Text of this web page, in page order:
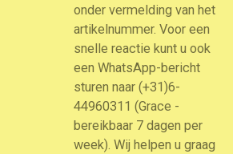
onder vermelding van het
artikelnummer. Voor een
snelle reactie kunt u ook
een WhatsApp-bericht
sturen naar (+31)6-
44960311 (Grace -
bereikbaar 7 dagen per
week). Wij helpen u graag